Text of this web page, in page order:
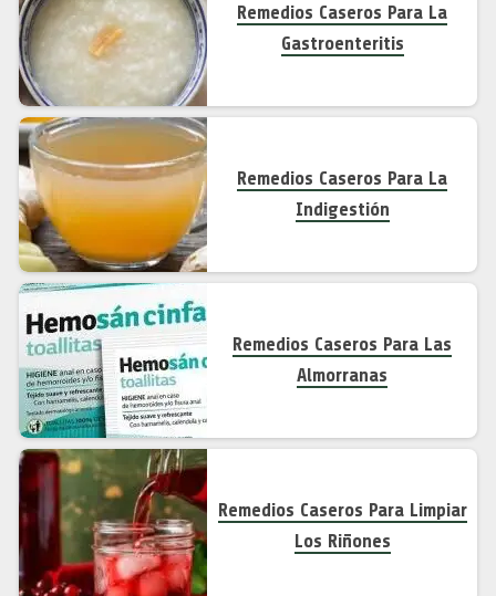
Remedios Caseros Para La
Gastroenteritis
Remedios Caseros Para La
Indigestión
Remedios Caseros Para Las
Almorranas
Remedios Caseros Para Limpiar
Los Riñones